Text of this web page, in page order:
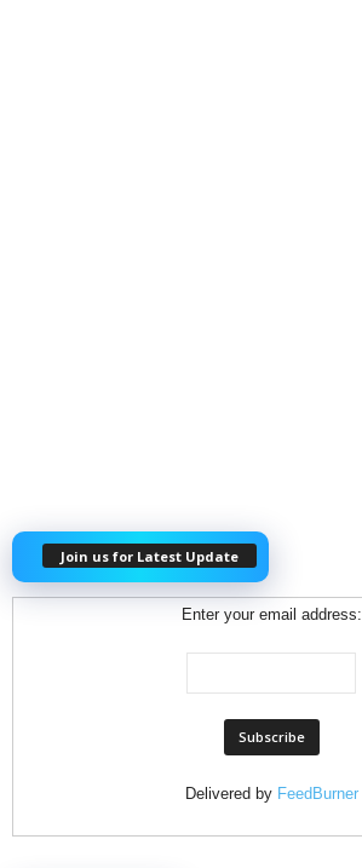
Join us for Latest Update
Enter your email address:
Delivered by FeedBurner